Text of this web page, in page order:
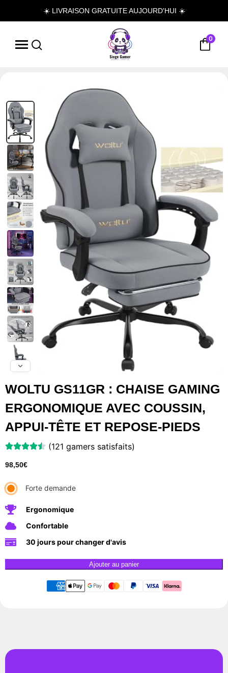
☀️ LIVRAISON GRATUITE AUJOURD'HUI ☀️
0
WOLTU GS11GR : CHAISE GAMING
ERGONOMIQUE AVEC COUSSIN,
APPUI-TÊTE ET REPOSE-PIEDS
(121 gamers satisfaits)
98,50€
Forte demande
Ergonomique
Confortable
30 jours pour changer d'avis
Ajouter au panier